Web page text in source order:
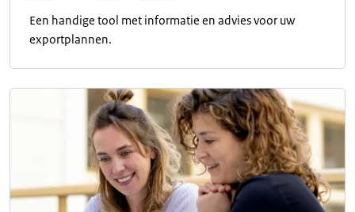
Een handige tool met informatie en advies voor uw
exportplannen.